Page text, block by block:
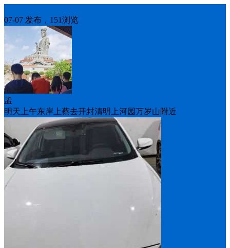
07-07 发布，151浏览
孟
明天上午东岸上蔡去开封清明上河园万岁山附近